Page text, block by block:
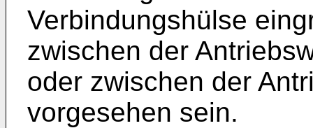
Verbindungshülse
zwischen der
oder zwischen der
vorgesehen sein.